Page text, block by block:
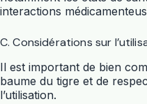
interactions
C. Considérations sur
Il est important de bien
baume du tigre et de
l’utilisation.